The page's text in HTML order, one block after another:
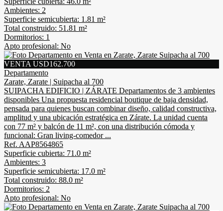
Ambientes: 2
Superficie semicubierta: 1.81 m²
Total construido: 51.81 m²
Dormitorios: 1
Apto profesional: No
VENTA USD162.700
Departamento
Zarate, Zarate | Suipacha al 700
SUIPACHA EDIFICIO | ZÁRATE Departamentos de 3 ambientes
disponibles Una propuesta residencial boutique de baja densidad,
pensada para quienes buscan combinar diseño, calidad constructiva,
amplitud y una ubicación estratégica en Zárate. La unidad cuenta
con 77 m² y balcón de 11 m², con una distribución cómoda y
funcional: Gran living-comedor ...
Ref. AAP8564865
Superficie cubierta: 71.0 m²
Ambientes: 3
Superficie semicubierta: 17.0 m²
Total construido: 88.0 m²
Dormitorios: 2
Apto profesional: No